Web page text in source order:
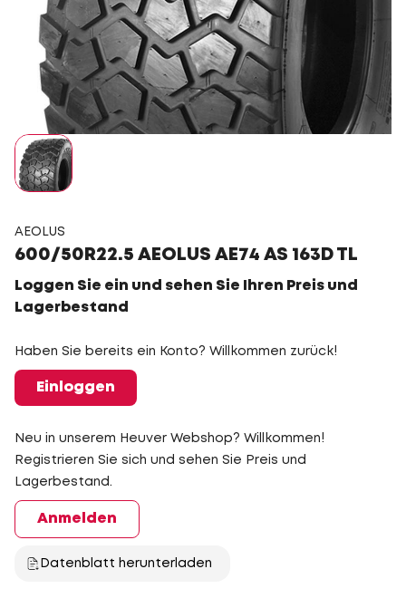
AEOLUS
600/50R22.5 AEOLUS AE74 AS 163D TL
Loggen Sie ein und sehen Sie Ihren Preis und
Lagerbestand
Haben Sie bereits ein Konto? Willkommen zurück!
Einloggen
Neu in unserem Heuver Webshop? Willkommen!
Registrieren Sie sich und sehen Sie Preis und
Lagerbestand.
Anmelden
Datenblatt herunterladen